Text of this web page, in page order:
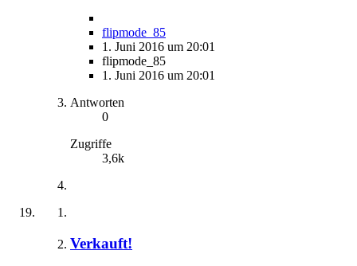
flipmode_85
1. Juni 2016 um 20:01
flipmode_85
1. Juni 2016 um 20:01
Antworten
0
Zugriffe
3,6k
Verkauft!